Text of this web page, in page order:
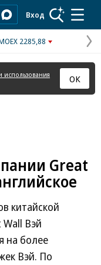
Вход
2285,88
использования
ОК
Great
китайской
Вэй
на более
Вэй. По